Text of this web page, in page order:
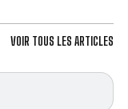
VOIR TOUS LES ARTICLES